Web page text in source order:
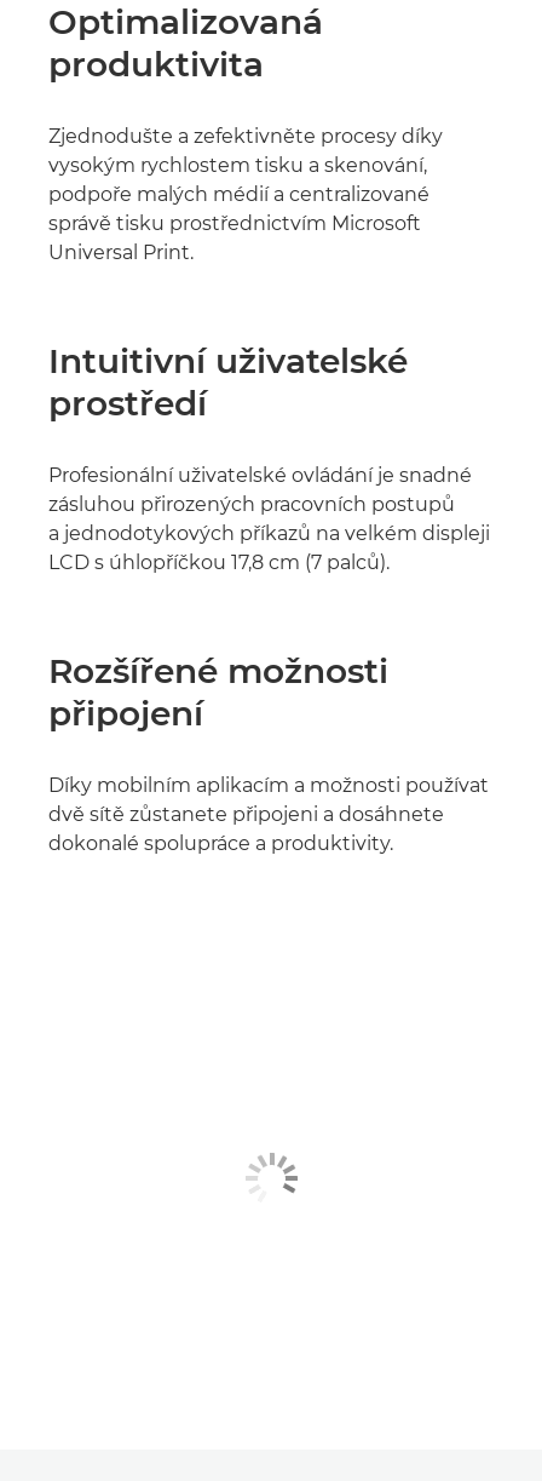
Optimalizovaná
produktivita
Zjednodušte a zefektivněte procesy díky
vysokým rychlostem tisku a skenování,
podpoře malých médií a centralizované
správě tisku prostřednictvím Microsoft
Universal Print.
Intuitivní uživatelské
prostředí
Profesionální uživatelské ovládání je snadné
zásluhou přirozených pracovních postupů
a jednodotykových příkazů na velkém displeji
LCD s úhlopříčkou 17,8 cm (7 palců).
Rozšířené možnosti
připojení
Díky mobilním aplikacím a možnosti používat
dvě sítě zůstanete připojeni a dosáhnete
dokonalé spolupráce a produktivity.